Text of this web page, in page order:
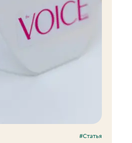
#Статья